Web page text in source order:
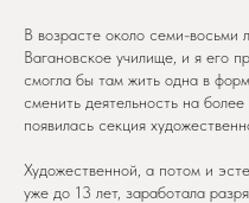
В возрасте около семи-восьми
Вагановское училище, и я его
смогла бы там жить одна в
сменить деятельность на
появилась секция
Художественной, а потом и
уже до 13 лет, заработала